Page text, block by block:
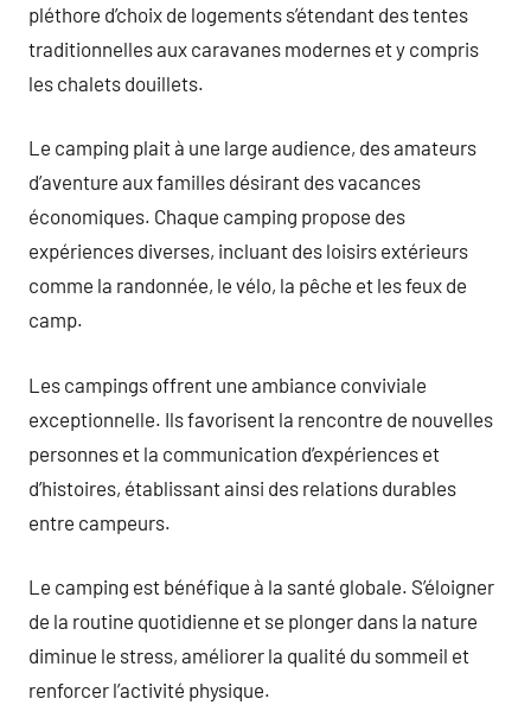
pléthore d’choix de logements s’étendant des tentes
traditionnelles aux caravanes modernes et y compris
les chalets douillets.
Le camping plait à une large audience, des amateurs
d’aventure aux familles désirant des vacances
économiques. Chaque camping propose des
expériences diverses, incluant des loisirs extérieurs
comme la randonnée, le vélo, la pêche et les feux de
camp.
Les campings offrent une ambiance conviviale
exceptionnelle. Ils favorisent la rencontre de nouvelles
personnes et la communication d’expériences et
d’histoires, établissant ainsi des relations durables
entre campeurs.
Le camping est bénéfique à la santé globale. S’éloigner
de la routine quotidienne et se plonger dans la nature
diminue le stress, améliorer la qualité du sommeil et
renforcer l’activité physique.